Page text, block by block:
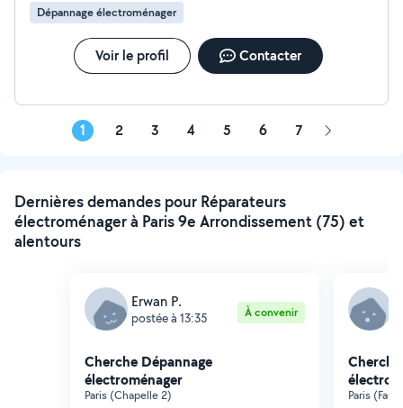
Dépannage électroménager
Voir le profil Contacter
1 2 3 4 5 6 7 Page
Dernières demandes pour Réparateurs
électroménager à Paris 9e Arrondissement (75) et
alentours
Erwan P.
postée à 13:35 À convenir
Cherche Dépannage
électroménager
Paris (Chapelle 2)
Paris